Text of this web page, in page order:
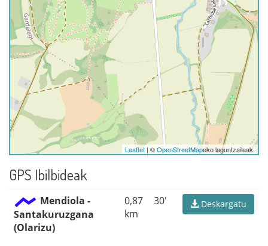
Leaflet | ©OpenStreetMapeko laguntzaileak.
GPS Ibilbideak
Mendiola -
Santakuruzgana
(Olarizu)
0,87
km
30' Deskargatu